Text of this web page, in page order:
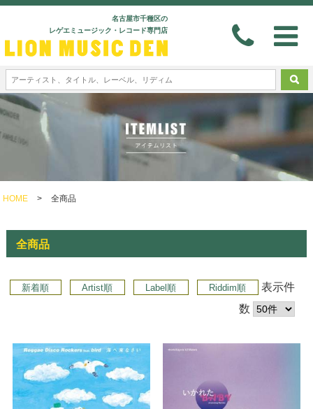
名古屋市千種区の
レゲエミュージック・レコード専門店
HOME > 全商品
全商品
新着順 Artist順 Label順 Riddim順
表示件
数